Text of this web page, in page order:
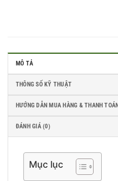
MÔ TẢ
THÔNG SỐ KỸ THUẬT
HƯỚNG DẪN MUA HÀNG & THANH TOÁN
ĐÁNH GIÁ (0)
Mục lục